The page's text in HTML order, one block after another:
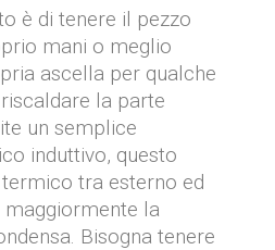
è di tenere il pezzo
mani o meglio
ascella per qualche
la parte
un semplice
induttivo, questo
tra esterno ed
la
Bisogna tenere